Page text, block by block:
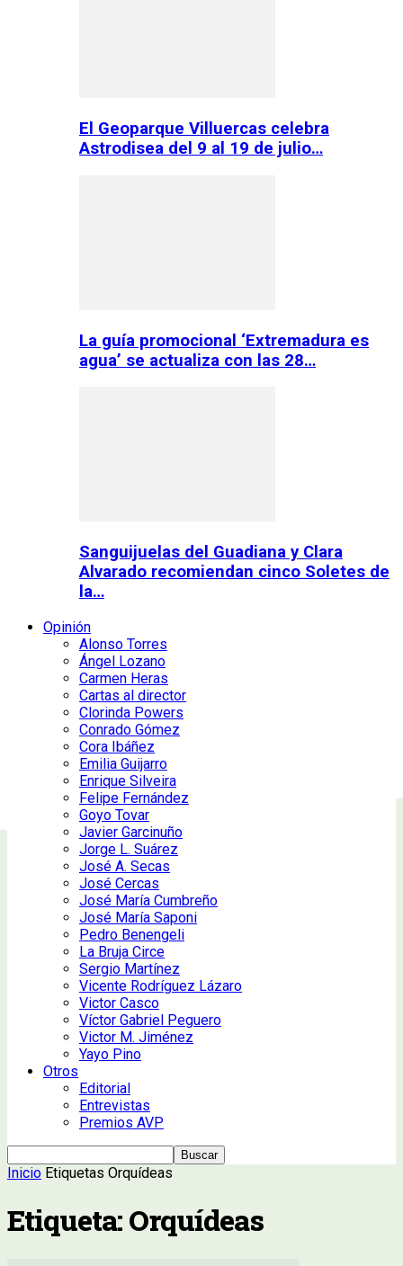
El Geoparque Villuercas celebra
Astrodisea del 9 al 19 de julio…
La guía promocional ‘Extremadura es
agua’ se actualiza con las 28…
Sanguijuelas del Guadiana y Clara
Alvarado recomiendan cinco Soletes de
la…
Opinión
Alonso Torres
Ángel Lozano
Carmen Heras
Cartas al director
Clorinda Powers
Conrado Gómez
Cora Ibáñez
Emilia Guijarro
Enrique Silveira
Felipe Fernández
Goyo Tovar
Javier Garcinuño
Jorge L. Suárez
José A. Secas
José Cercas
José María Cumbreño
José María Saponi
Pedro Benengeli
La Bruja Circe
Sergio Martínez
Vicente Rodríguez Lázaro
Victor Casco
Víctor Gabriel Peguero
Victor M. Jiménez
Yayo Pino
Otros
Editorial
Entrevistas
Premios AVP
Inicio Etiquetas Orquídeas
Etiqueta: Orquídeas